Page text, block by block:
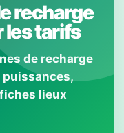
recharge
les tarifs
de recharge
puissances,
lieux